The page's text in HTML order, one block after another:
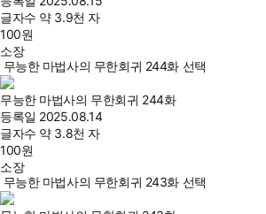
글자수 약 3.9천 자
100원
소장
무능한 마법사의 무한회귀 244화 선택
무능한 마법사의 무한회귀 244화
등록일 2025.08.14
글자수 약 3.8천 자
100원
소장
무능한 마법사의 무한회귀 243화 선택